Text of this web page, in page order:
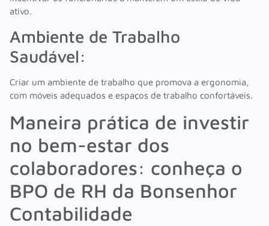
ativo.
Ambiente de Trabalho
Saudável:
Criar um ambiente de trabalho que promova a ergonomia,
com móveis adequados e espaços de trabalho confortáveis.
Maneira prática de investir
no bem-estar dos
colaboradores: conheça o
BPO de RH da Bonsenhor
Contabilidade